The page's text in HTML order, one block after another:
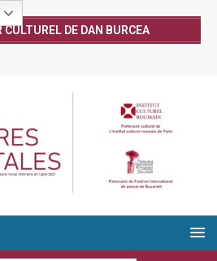
CULTUREL DE DAN BURCEA